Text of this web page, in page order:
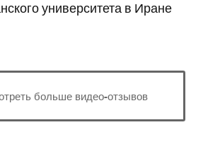
университета в Иране
больше видео-отзывов